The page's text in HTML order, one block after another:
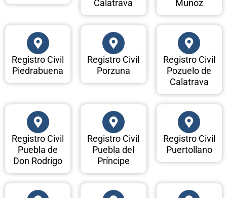
Calatrava
Muñoz
Registro Civil
Piedrabuena
Registro Civil
Porzuna
Registro Civil
Pozuelo de
Calatrava
Registro Civil
Puebla de
Don Rodrigo
Registro Civil
Puebla del
Príncipe
Registro Civil
Puertollano